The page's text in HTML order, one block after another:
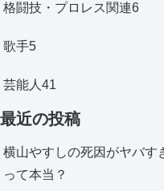
格闘技・プロレス関連6
歌手5
芸能人 41
最近の投稿
横山やすしの死因がヤバす
って本当？